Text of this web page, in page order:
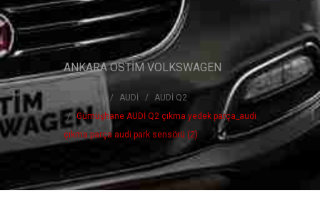
ANKARA OSTİM VOLKSWAGEN
AUDİ
AUDİ Q2
Gümüşhane AUDİ Q2 çıkma yedek parça_audi
çıkma parça audi park sensörü (2)